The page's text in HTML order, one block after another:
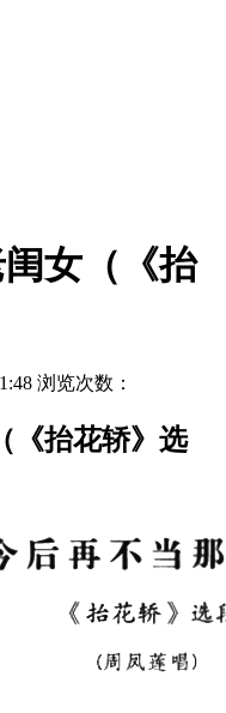
女（《抬
浏览次数：
《抬花轿》选